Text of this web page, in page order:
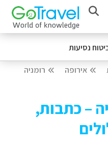
נסיעות
אירופה
רומניה
– כתבות,